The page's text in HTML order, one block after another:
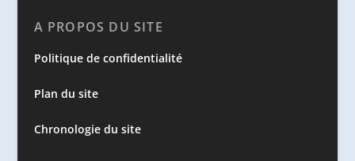
A PROPOS DU SITE
Politique de confidentialité
Plan du site
Chronologie du site